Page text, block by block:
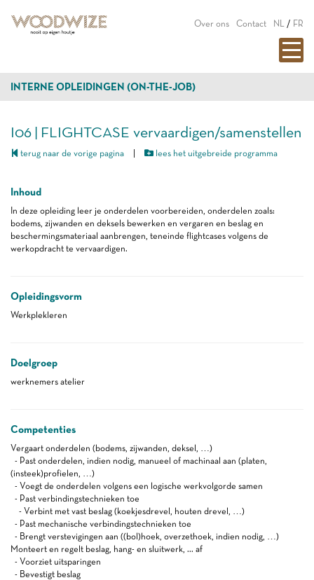
Over ons Contact NL / FR
INTERNE OPLEIDINGEN (ON-THE-JOB)
I06 | FLIGHTCASE vervaardigen/samenstellen
terug naar de vorige pagina lees het uitgebreide programma
Inhoud
In deze opleiding leer je onderdelen voorbereiden, onderdelen zoals:
bodems, zijwanden en deksels bewerken en vergaren en beslag en
beschermingsmateriaal aanbrengen, teneinde flightcases volgens de
werkopdracht te vervaardigen.
Opleidingsvorm
Werkplekleren
Doelgroep
werknemers atelier
Competenties
Vergaart onderdelen (bodems, zijwanden, deksel, …)
- Past onderdelen, indien nodig, manueel of machinaal aan (platen,
(insteek)profielen, …)
- Voegt de onderdelen volgens een logische werkvolgorde samen
- Past verbindingstechnieken toe
- Verbint met vast beslag (koekjesdrevel, houten drevel, …)
- Past mechanische verbindingstechnieken toe
- Brengt verstevigingen aan ((bol)hoek, overzethoek, indien nodig, …)
Monteert en regelt beslag, hang- en sluitwerk, ... af
- Voorziet uitsparingen
- Bevestigt beslag